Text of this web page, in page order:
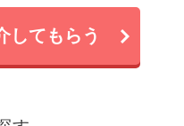
してもらう